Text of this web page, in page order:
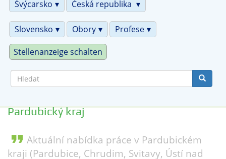
Švýcarsko Česká republika
Slovensko Obory Profese
Stellenanzeige schalten
Pardubický kraj
format_quote Aktuální nabídka práce v Pardubickém
kraji (Pardubice, Chrudim, Svitavy, Ústí nad